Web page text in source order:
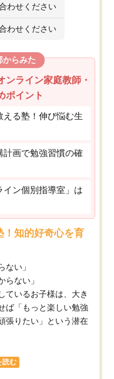
わせください
わせください
からみた
ンライン家庭教師・
ポイント
る塾！伸び悩む生
計画で勉強習慣の確
ン個別指導室」は
！知的好奇心を育
ない」
らない」
ているお子様は、大き
ば「もっと楽しい勉強
張りたい」という潜在
読む